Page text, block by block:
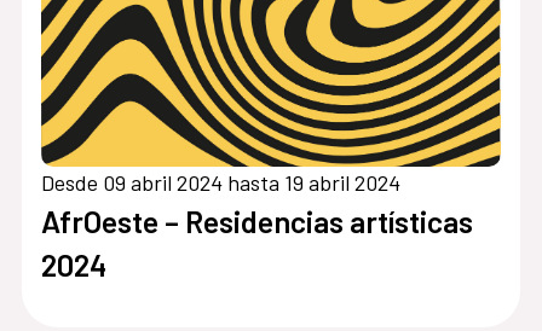
Desde 09 abril 2024 hasta 19 abril 2024
AfrOeste – Residencias artísticas
2024